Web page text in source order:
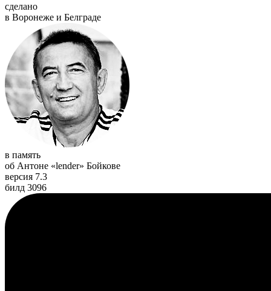
сделано
в Воронеже и Белграде
в память
об Антоне «lender» Бойкове
версия 7.3
билд 3096